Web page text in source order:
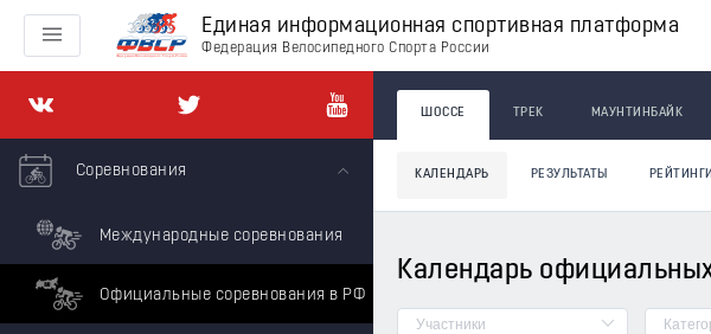
Единая информационная спортивная платформа
Федерация Велосипедного Спорта России
Соревнования
Международные соревнования
Официальные соревнования в РФ
ШОССЕ ТРЕК МАУНТИНБАЙК
КАЛЕНДАРЬ РЕЗУЛЬТАТЫ РЕЙТИНГИ
Календарь